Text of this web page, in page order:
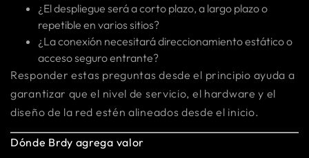
¿El despliegue será a corto plazo, a largo plazo o
repetible en varios sitios?
¿La conexión necesitará direccionamiento estático o
acceso seguro entrante?
Responder estas preguntas desde el principio ayuda a
garantizar que el nivel de servicio, el hardware y el
diseño de la red estén alineados desde el inicio.
Dónde Brdy agrega valor